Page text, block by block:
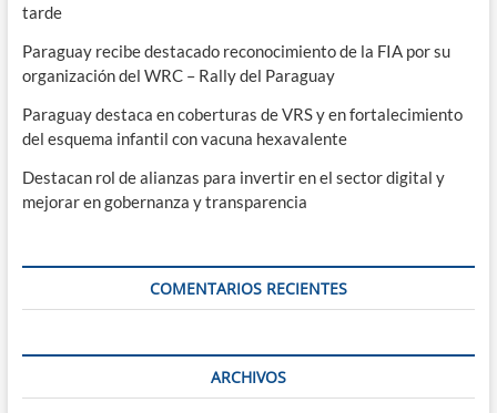
tarde
Paraguay recibe destacado reconocimiento de la FIA por su
organización del WRC – Rally del Paraguay
Paraguay destaca en coberturas de VRS y en fortalecimiento
del esquema infantil con vacuna hexavalente
Destacan rol de alianzas para invertir en el sector digital y
mejorar en gobernanza y transparencia
COMENTARIOS RECIENTES
ARCHIVOS